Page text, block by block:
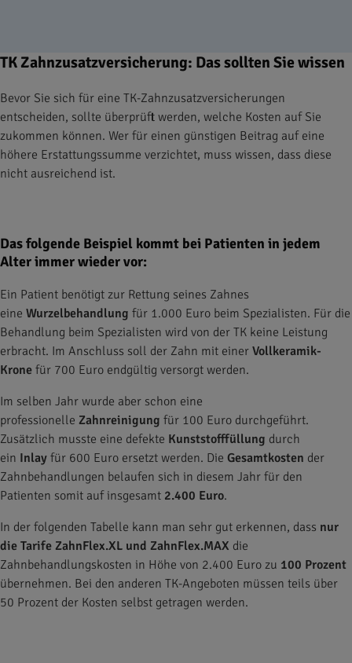
TK Zahnzusatzversicherung: Das sollten Sie wissen
Bevor Sie sich für eine TK-Zahnzusatzversicherungen
entscheiden, sollte überprüft werden, welche Kosten auf Sie
zukommen können. Wer für einen günstigen Beitrag auf eine
höhere Erstattungssumme verzichtet, muss wissen, dass diese
nicht ausreichend ist.
Das folgende Beispiel kommt bei Patienten in jedem
Alter immer wieder vor:
Ein Patient benötigt zur Rettung seines Zahnes
eine Wurzelbehandlung für 1.000 Euro beim Spezialisten. Für die
Behandlung beim Spezialisten wird von der TK keine Leistung
erbracht. Im Anschluss soll der Zahn mit einer Vollkeramik-
Krone für 700 Euro endgültig versorgt werden.
Im selben Jahr wurde aber schon eine
professionelle Zahnreinigung für 100 Euro durchgeführt.
Zusätzlich musste eine defekte Kunststofffüllung durch
ein Inlay für 600 Euro ersetzt werden. Die Gesamtkosten der
Zahnbehandlungen belaufen sich in diesem Jahr für den
Patienten somit auf insgesamt 2.400 Euro.
In der folgenden Tabelle kann man sehr gut erkennen, dass nur
die Tarife ZahnFlex.XL und ZahnFlex.MAX die
Zahnbehandlungskosten in Höhe von 2.400 Euro zu 100 Prozent
übernehmen. Bei den anderen TK-Angeboten müssen teils über
50 Prozent der Kosten selbst getragen werden.